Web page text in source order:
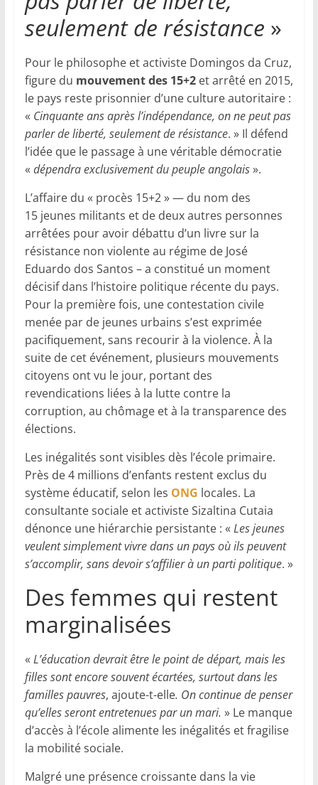
seulement de résistance »
Pour le philosophe et activiste Domingos da Cruz,
figure du mouvement des 15+2et arrêté en 2015,
le pays reste prisonnier d’une culture autoritaire :
« Cinquante ans après l’indépendance, on ne peut pas
parler de liberté, seulement de résistance. » Il défend
l’idée que le passage à une véritable démocratie
« dépendra exclusivement du peuple angolais».
L’affaire du « procès 15+2 » — du nom des
15 jeunes militants et de deux autres personnes
arrêtées pour avoir débattu d’un livre sur la
résistance non violente au régime de José
Eduardo dos Santos – a constitué un moment
décisif dans l’histoire politique récente du pays.
Pour la première fois, une contestation civile
menée par de jeunes urbains s’est exprimée
pacifiquement, sans recourir à la violence. À la
suite de cet événement, plusieurs mouvements
citoyens ont vu le jour, portant des
revendications liées à la lutte contre la
corruption, au chômage et à la transparence des
élections.
Les inégalités sont visibles dès l’école primaire.
Près de 4 millions d’enfants restent exclus du
système éducatif, selon les ONG locales. La
consultante sociale et activiste Sizaltina Cutaia
dénonce une hiérarchie persistante : « Les jeunes
veulent simplement vivre dans un pays où ils peuvent
s’accomplir, sans devoir s’affilier à un parti politique. »
Des femmes qui restent
marginalisées
« L’éducation devrait être le point de départ, mais les
filles sont encore souvent écartées, surtout dans les
familles pauvres, ajoute-t-elle. On continue de penser
qu’elles seront entretenues par un mari. » Le manque
d’accès à l’école alimente les inégalités et fragilise
la mobilité sociale.
Malgré une présence croissante dans la vie